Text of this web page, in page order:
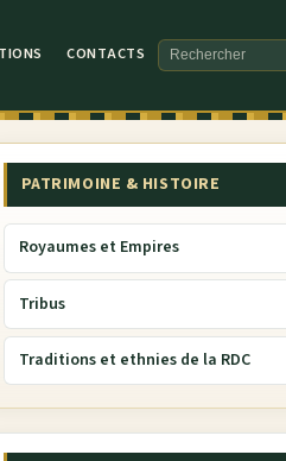
CONTACTS
Rechercher
PATRIMOINE & HISTOIRE
Royaumes et Empires
Tribus
Traditions et ethnies de la RDC